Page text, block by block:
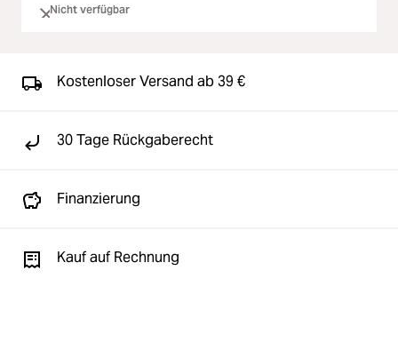
Nicht verfügbar
Kostenloser Versand ab 39 €
30 Tage Rückgaberecht
Finanzierung
Kauf auf Rechnung